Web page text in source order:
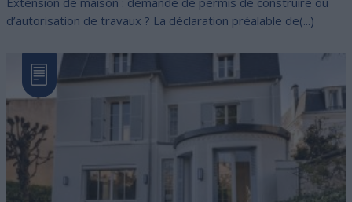
d’autorisation de travaux ? La déclaration préalable de(...)